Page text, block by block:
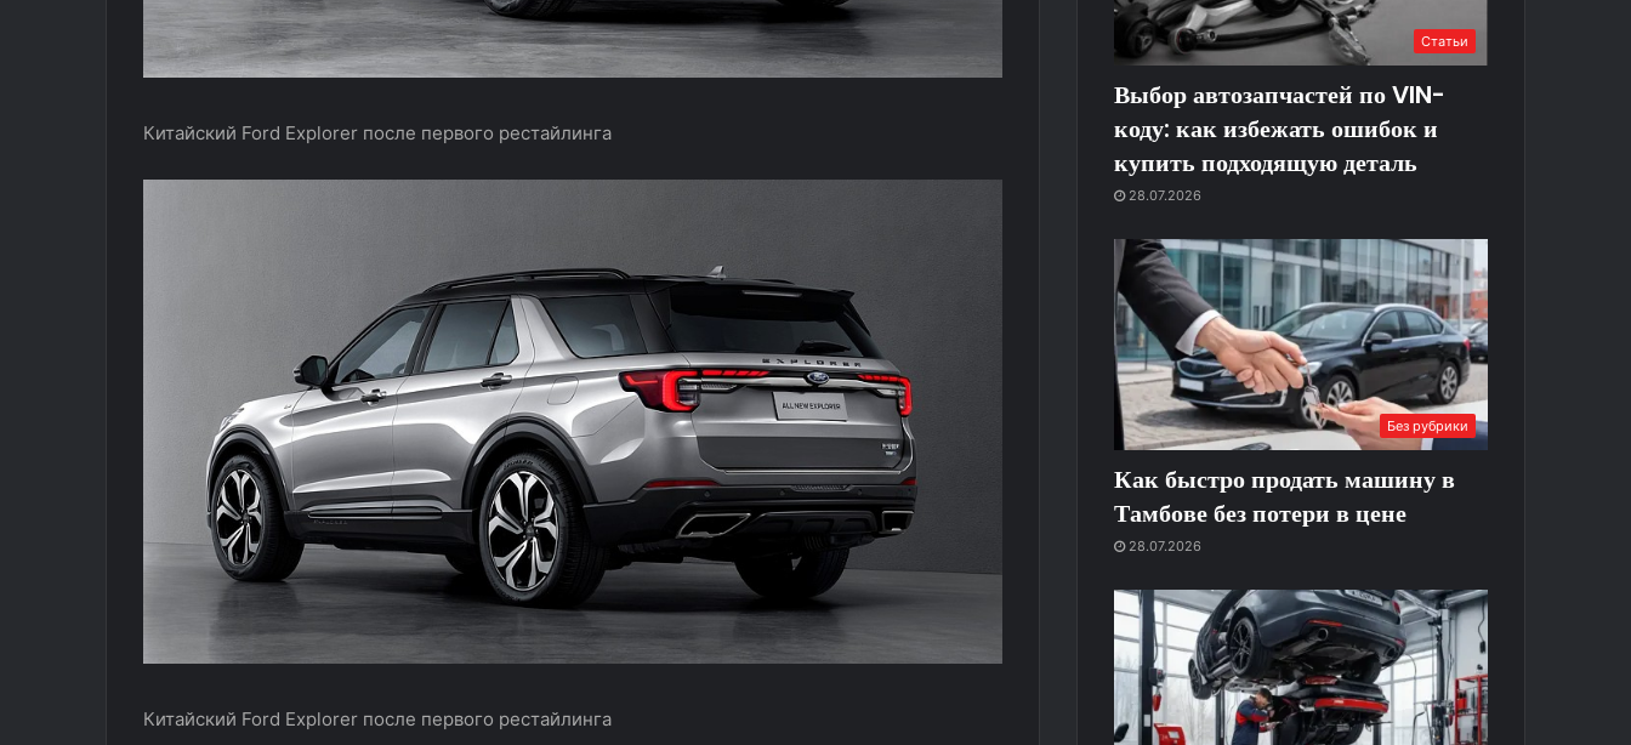
Китайский Ford Explorer после первого рестайлинга
Китайский Ford Explorer после первого рестайлинга
Статьи
Выбор автозапчастей по VIN-
коду: как избежать ошибок и
купить подходящую деталь
28.07.2026
Без рубрики
Как быстро продать машину в
Тамбове без потери в цене
28.07.2026